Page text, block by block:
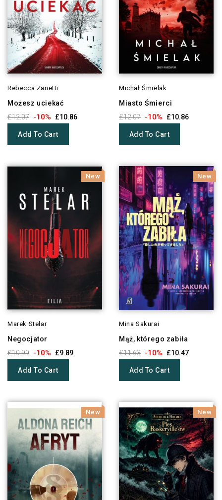
Rebecca Zanetti
Możesz uciekać
£12.07 -10% £10.86
Add To Cart
Michał Śmielak
Miasto Śmierci
£12.07 -10% £10.86
Add To Cart
New
Marek Stelar
Negocjator
£10.99 -10% £9.89
Add To Cart
New
Mina Sakurai
Mąż, którego zabiła
£11.63 -10% £10.47
Add To Cart
New New